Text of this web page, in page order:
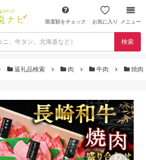
限度額をチェック お気に入り メニュー
検索
返礼品検索 肉 牛肉 焼肉